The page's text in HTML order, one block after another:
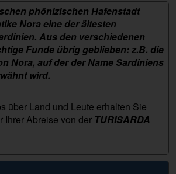
phönizischen Hafenstadt
Nora eine der ältesten
Aus den verschiedenen
Funde übrig geblieben: z.B. die
Nora, auf der der Name Sardiniens
wird.
über Land und Leute erhalten Sie
Ihrer Abreise von der TURISARDA